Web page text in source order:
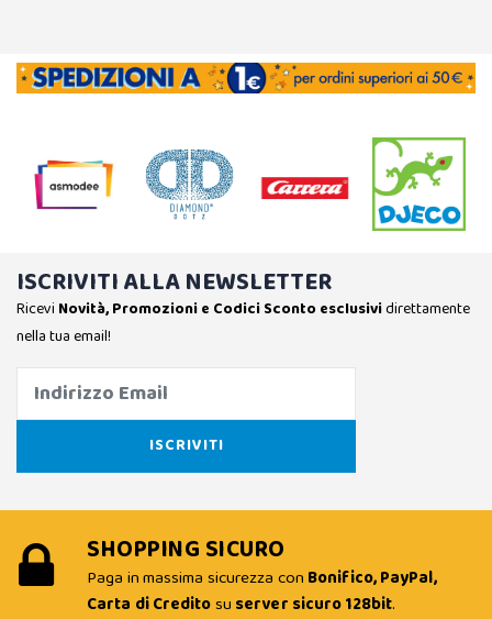
ISCRIVITI ALLA NEWSLETTER
Ricevi Novità, Promozioni e Codici Sconto esclusividirettamente
nella tua email!
SHOPPING SICURO
Paga in massima sicurezza con Bonifico, PayPal,
Carta di Creditosu server sicuro 128bit.